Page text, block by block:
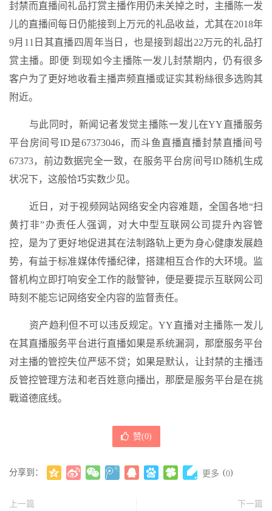
封禁而直播间礼品打赏主播作用仍未关掉之时，主播陈一发
儿的直播间每日仍能接到上万元的礼品收益，尤其在2018年
9月11日其直播四周年当日，也是接到超出22万元的礼品打
赏主播。即便 到现如今主播陈一发儿封禁期内，仍有很多
客户为了更好地收看主播声频直播或证实其粉絲很多选购其
附近。
与此同时，新闻记者发觉主播陈一发儿在YY直播服务
平台房间号ID是67373046，而斗鱼直播直播封禁直播间号
67373，前边数据完全一致，在服务平台房间号ID随机生成
状况下，这般恰巧实数少见。
近日，对于视频网站网络安全内容难题，全国各地“扫
黄打非”办责任人强调，对大中型互联网公司提升內容管
控，是为了更好地促进其在法制路轨上更为身心健康发展趋
势，有益于标准媒体传播纪律，搭建相互合作的大环境。监
督机构立即打响安全工作的敲警钟，便是要提示互联网公司
時刻不能忘记网络安全内容的监督责任。
资产趋利但不可以违反规定。YY直播对主播陈一发儿
在其直播服务平台进行直播如果是系统漏洞，那麼服务平台
对主播的管控失位严惩不贷；如果是默认，让封禁的主播违
反管控管理方法和老百姓意向播出，那麼是服务平台是在挑
戰道德底线。
赞(0)
分享到： 更多 (0)
上一篇
下一篇